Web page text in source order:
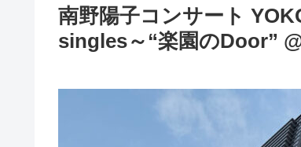
南野陽子コンサート
singles～“楽園のDoor”